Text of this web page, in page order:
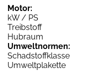
Motor:
kW / PS
Treibstoff
Hubraum
Umweltnormen:
Schadstoffklasse
Umweltplakette